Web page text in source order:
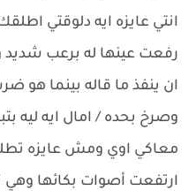
انتي عايزه ايه دلوقتي
رفعت عينها له برعب
ان ينفذ ما قاله بينما هو
وصرخ بحده / امال ايه ليه
معاكي اوي ومش عايزه
ارتفعت أصوات بكائها